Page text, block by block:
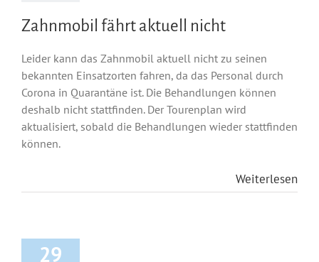
Zahnmobil fährt aktuell nicht
Leider kann das Zahnmobil aktuell nicht zu seinen
bekannten Einsatzorten fahren, da das Personal durch
Corona in Quarantäne ist. Die Behandlungen können
deshalb nicht stattfinden. Der Tourenplan wird
aktualisiert, sobald die Behandlungen wieder stattfinden
können.
Weiterlesen
29